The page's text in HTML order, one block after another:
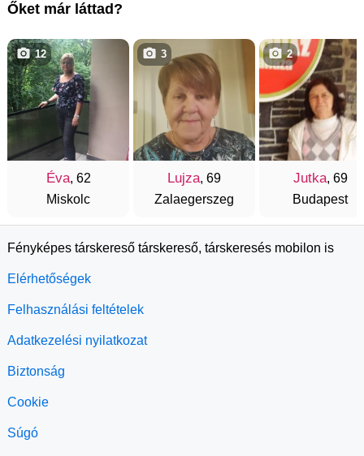
Őket már láttad?
Éva, 62
Miskolc
12
Lujza, 69
Zalaegerszeg
3
Jutka, 69
Budapest
2
Fényképes társkereső társkereső, társkeresés mobilon is
Elérhetőségek
Felhasználási feltételek
Adatkezelési nyilatkozat
Biztonság
Cookie
Súgó